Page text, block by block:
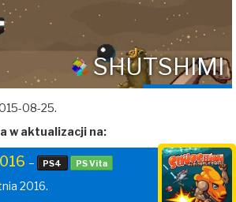
SHUTSHIMI
08-25.
w aktualizacji na:
– PS4 PS Vita
2016.